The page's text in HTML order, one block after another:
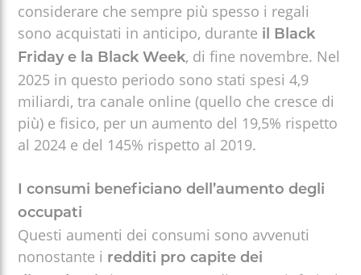
considerare che sempre più spesso i regali
sono acquistati in anticipo, durante il Black
Friday e la Black Week, di fine novembre. Nel
2025 in questo periodo sono stati spesi 4,9
miliardi, tra canale online (quello che cresce di
più) e fisico, per un aumento del 19,5% rispetto
al 2024 e del 145% rispetto al 2019.
I consumi beneficiano dell’aumento degli
occupati
Questi aumenti dei consumi sono avvenuti
nonostante i redditi pro capite dei